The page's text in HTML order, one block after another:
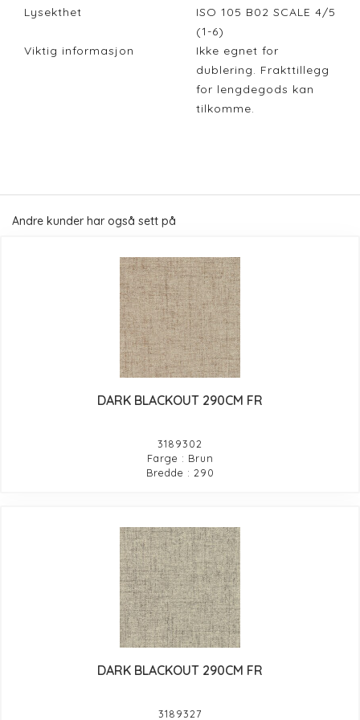
Lysekthet
ISO 105 B02 SCALE 4/5
(1-6)
Viktig informasjon
Ikke egnet for
dublering. Frakttillegg
for lengdegods kan
tilkomme.
Andre kunder har også sett på
DARK BLACKOUT 290CM FR
3189302
Farge : Brun
Bredde : 290
DARK BLACKOUT 290CM FR
3189327